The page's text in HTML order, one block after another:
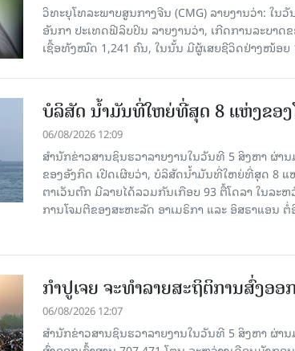
ວິທະຍຸໂທລະພາບສູນກາງຈີນ (CMG) ລາຍງານວ່າ: ໃ
ອັນກາ ປະເທດຟີລິບປິນ ລາຍ​ງານວ່າ, ເກີດ​ການລະບາ
ເຊື້ອ​ທັງ​ໝົດ 1,241 ຄົນ, ໃນນັ້ນ ມີຜູ້ເສຍຊີວິດຢ່າງໜ້ອຍ
ບໍລິສັດ ນ້ຳມັນທີ່ໃຫຍ່ທີ່ສຸດ 8 ແຫ່ງຂອງ
06/08/2026 12:09
ສຳນັກຂ່າວສານຊິນຮວາລາຍງານໃນວັນທີ 5 ສິງຫາ ຜ່າ
ຂອງອັງກິດ ເປີດເຜີຍວ່າ, ບໍລິສັດນ້ຳມັນທີ່ໃຫຍ່ທີ່ສຸດ 8
ຕາເວັນຕົກ ມີລາຍໄດ້ລວມກັນເກືອບ 93 ຕື້ໂດລາ ໃນລະ
ການໂຈມຕີຂອງສະຫະລັດ ອາເມຣິກາ ແລະ ອິສຣາແອນ
ກຳປູເຈຍ ຈະທຳລາຍສະຖິຕິການສົ່ງອອ
06/08/2026 12:07
ສຳນັກຂ່າວສານຊິນຮວາລາຍງານໃນວັນທີ 5 ສິງຫາ ຜ່ານ